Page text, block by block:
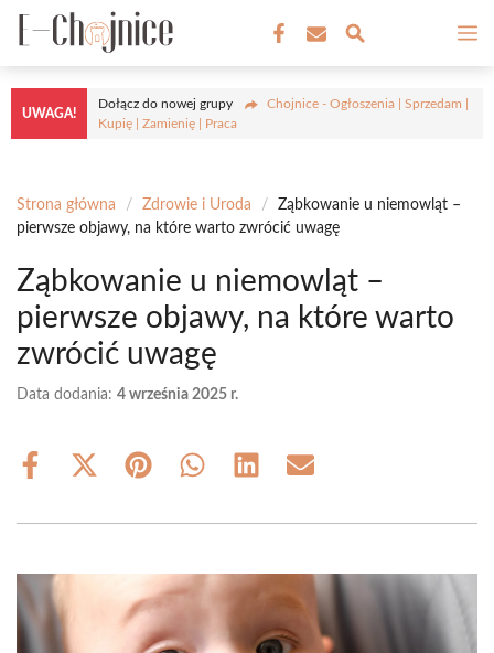
Przejdź
treści
UWAGA!
Dołącz do nowej grupy
Chojnice - Ogłoszenia | Sprzedam |
Kupię | Zamienię | Praca
Strona główna / Zdrowie i Uroda /
Ząbkowanie u niemowląt –
pierwsze objawy, na które warto zwrócić uwagę
Ząbkowanie u niemowląt –
pierwsze objawy, na które warto
zwrócić uwagę
Data dodania: 4 września 2025 r.
Share
Share
(Twitter)
Share Share Share Share